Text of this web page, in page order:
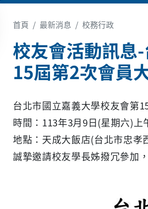
首頁 最新消息 校務行政
校友會活動訊息
15屆第2次會員
台北市國立嘉義大學校友會第
時間：113年3月9日(星期六)上
地點：天成大飯店(台北市忠孝
誠摯邀請校友學長姊撥冗參加